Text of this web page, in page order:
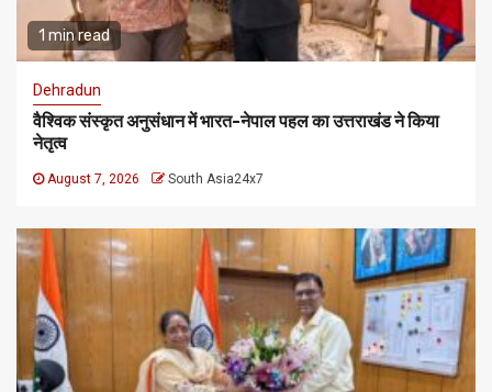
1 min read
Dehradun
वैश्विक संस्कृत अनुसंधान में भारत-नेपाल पहल का उत्तराखंड ने किया
नेतृत्व
August 7, 2026 South Asia24x7